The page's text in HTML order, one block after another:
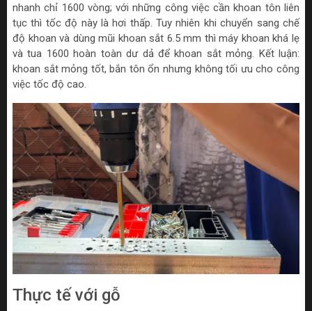
nhanh chỉ 1600 vòng; với những công việc cần khoan tôn liên
tục thì tốc độ này là hơi thấp. Tuy nhiên khi chuyển sang chế
độ khoan và dùng mũi khoan sắt 6.5 mm thì máy khoan khá lẹ
và tua 1600 hoàn toàn dư dả để khoan sắt mỏng. Kết luận:
khoan sắt mỏng tốt, bắn tôn ổn nhưng không tối ưu cho công
việc tốc độ cao.
Thực tế với gỗ